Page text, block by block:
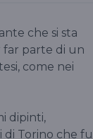
che si sta
far parte di un
come nei
dipinti,
di Torino che fu